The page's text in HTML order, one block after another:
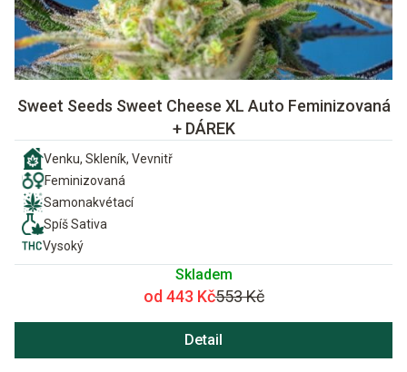
Sweet Seeds Sweet Cheese XL Auto Feminizovaná
+ DÁREK
Venku, Skleník, Vevnitř
Feminizovaná
Samonakvétací
Spíš Sativa
Vysoký
Skladem
od 443 Kč553 Kč
Detail